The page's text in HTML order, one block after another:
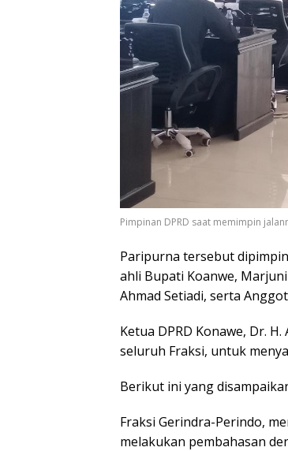
Pimpinan DPRD saat memimpin
Paripurna tersebut
ahli Bupati Koanwe, Marjuni
Ahmad Setiadi, serta
Ketua DPRD Konawe, Dr.
seluruh Fraksi, untuk
Berikut ini yang
Fraksi Gerindra-Perindo,
melakukan pembahasan